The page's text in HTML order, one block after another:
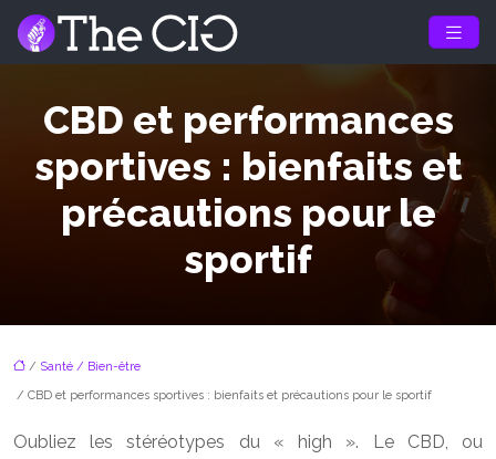
CBD et performances
sportives : bienfaits et
précautions pour le
sportif
/ Santé / Bien-être
/ CBD et performances sportives : bienfaits et précautions pour le sportif
Oubliez les stéréotypes du « high ». Le CBD, ou